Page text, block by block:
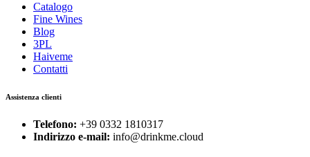
Catalogo
Fine Wines
Blog
3PL
Haiveme
Contatti
Assistenza clienti
Telefono: +39 0332 1810317
Indirizzo e-mail: info@drinkme.cloud